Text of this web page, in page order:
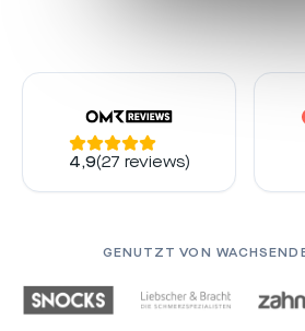
4,9(27 reviews)
GENUTZT VON